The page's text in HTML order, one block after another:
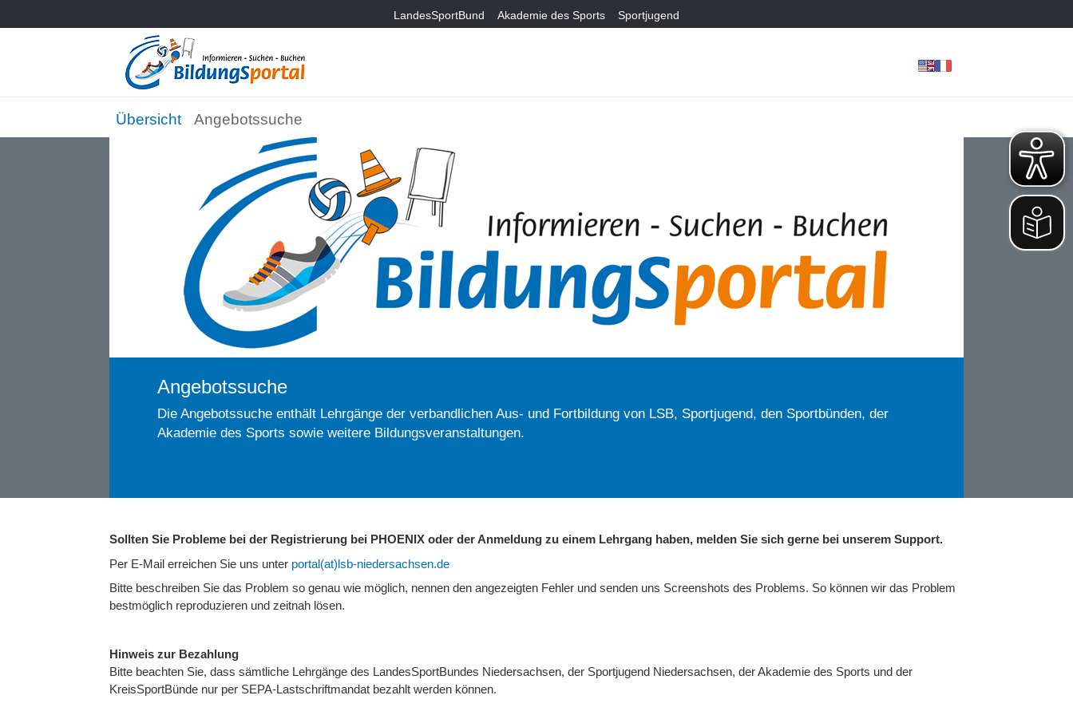
LandesSportBund Akademie des Sports Sportjugend
Angebotssuche
Die Angebotssuche enthält Lehrgänge der verbandlichen Aus- und Fortbildung von LSB, Sportjugend, den Sportbünden, der
Akademie des Sports sowie weitere Bildungsveranstaltungen.
Sollten Sie Probleme bei der Registrierung bei PHOENIX oder der Anmeldung zu einem Lehrgang haben, melden Sie sich gerne bei unserem Support.
Per E-Mail erreichen Sie uns unter portal(at)lsb-niedersachsen.de
Bitte beschreiben Sie das Problem so genau wie möglich, nennen den angezeigten Fehler und senden uns Screenshots des Problems. So können wir das Problem
bestmöglich reproduzieren und zeitnah lösen.
Hinweis zur Bezahlung
Bitte beachten Sie, dass sämtliche Lehrgänge des LandesSportBundes Niedersachsen, der Sportjugend Niedersachsen, der Akademie des Sports und der
KreisSportBünde nur per SEPA-Lastschriftmandat bezahlt werden können.
Übersicht Angebotssuche